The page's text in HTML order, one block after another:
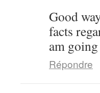
Good
facts
am
Répondre